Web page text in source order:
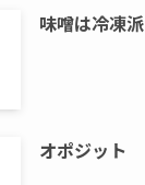
味噌は冷凍派
オポジット